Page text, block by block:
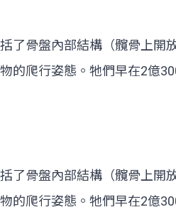
了骨盤內部結構（髖骨上開
的爬行姿態。牠們早在2億
了骨盤內部結構（髖骨上開
的爬行姿態。牠們早在2億